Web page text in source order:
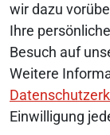
wir dazu
Ihre
Besuch auf
Weitere
Einwilligung
© 2026
SITEMAP
ERKLÄRUNG
BARRIERE